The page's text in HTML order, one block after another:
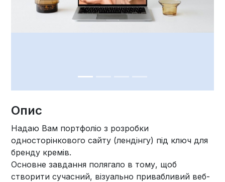
Опис
Надаю Вам портфоліо з розробки
односторінкового сайту (лендінгу) під ключ для
бренду кремів.
Основне завдання полягало в тому, щоб
створити сучасний, візуально привабливий веб-